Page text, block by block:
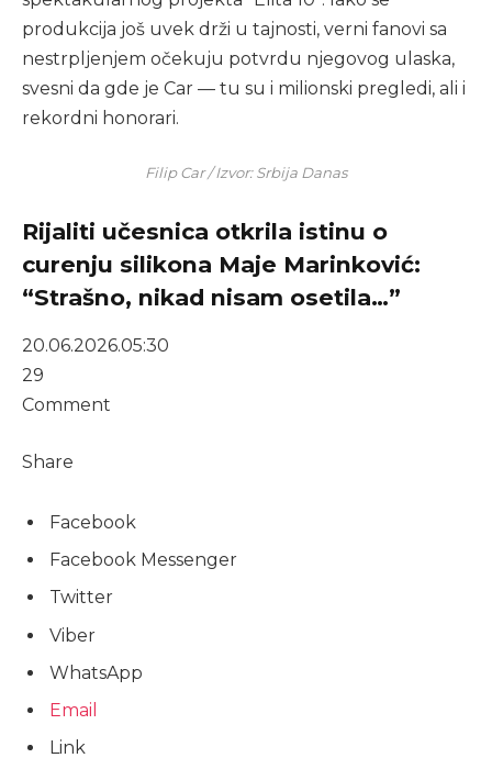
produkcija još uvek drži u tajnosti, verni fanovi sa
nestrpljenjem očekuju potvrdu njegovog ulaska,
svesni da gde je Car — tu su i milionski pregledi, ali i
rekordni honorari.
Filip Car / Izvor: Srbija Danas
Rijaliti učesnica otkrila istinu o
curenju silikona Maje Marinković:
“Strašno, nikad nisam osetila…”
20.06.2026.05:30
29
Comment
Share
Facebook
Facebook Messenger
Twitter
Viber
WhatsApp
Email
Link